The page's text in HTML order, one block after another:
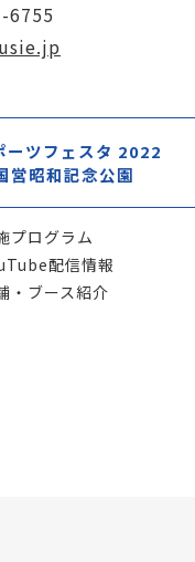
6755
ーツフェスタ 2022
営昭和記念公園
プログラム
配信情報
・ブース紹介